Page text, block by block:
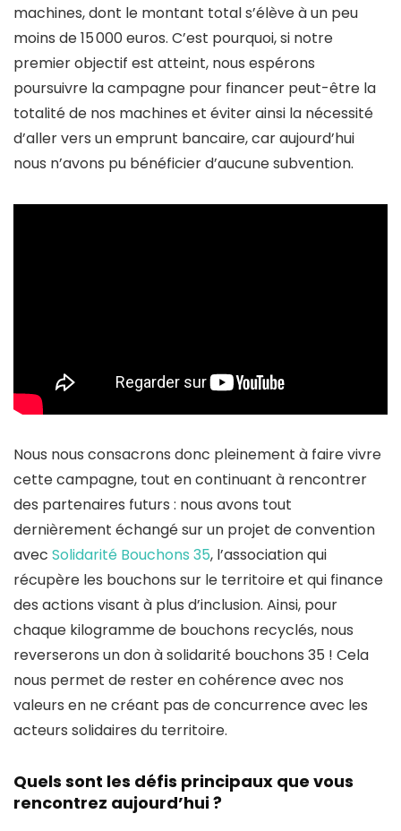
machines, dont le montant total s’élève à un peu
moins de 15 000 euros. C’est pourquoi, si notre
premier objectif est atteint, nous espérons
poursuivre la campagne pour financer peut-être la
totalité de nos machines et éviter ainsi la nécessité
d’aller vers un emprunt bancaire, car aujourd’hui
nous n’avons pu bénéficier d’aucune subvention.
Nous nous consacrons donc pleinement à faire vivre
cette campagne, tout en continuant à rencontrer
des partenaires futurs : nous avons tout
dernièrement échangé sur un projet de convention
avec Solidarité Bouchons 35, l’association qui
récupère les bouchons sur le territoire et qui finance
des actions visant à plus d’inclusion. Ainsi, pour
chaque kilogramme de bouchons recyclés, nous
reverserons un don à solidarité bouchons 35 ! Cela
nous permet de rester en cohérence avec nos
valeurs en ne créant pas de concurrence avec les
acteurs solidaires du territoire.
Quels sont les défis principaux que vous
rencontrez aujourd’hui ?